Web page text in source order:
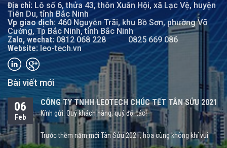
Địa chỉ: Lô số 6, thửa 43, thôn Xuân Hội, xã Lạc Vệ, huyện
Tiên Du, tỉnh Bắc Ninh
Vp giao dịch: 460 Nguyễn Trãi, khu Bồ Sơn, phường Võ
Cường, Tp Bắc Ninh, tỉnh Bắc Ninh
Zalo, wechat: 0812 068 228
0825 669 086
Website: leo-tech.vn
Bài viết mới
06
Feb
CÔNG TY TNHH LEOTECH CHÚC TẾT TÂN SỬU 2021
Kính gửi: Quý khách hàng, quý đối tác!
Trước thềm năm mới Tân Sửu 2021, hòa cùng không khí vui